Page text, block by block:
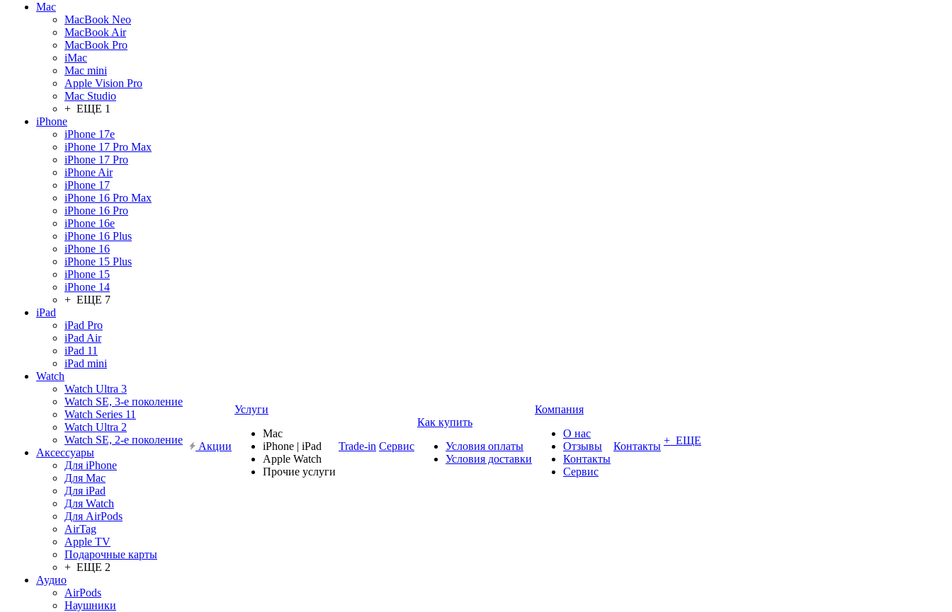
Mac
MacBook Neo
MacBook Air
MacBook Pro
iMac
Mac mini
Apple Vision Pro
Mac Studio
+ ЕЩЕ 1
iPhone
iPhone 17e
iPhone 17 Pro Max
iPhone 17 Pro
iPhone Air
iPhone 17
iPhone 16 Pro Max
iPhone 16 Pro
iPhone 16e
iPhone 16 Plus
iPhone 16
iPhone 15 Plus
iPhone 15
iPhone 14
+ ЕЩЕ 7
iPad
iPad Pro
iPad Air
iPad 11
iPad mini
Watch
Watch Ultra 3
Watch SE, 3-е поколение
Watch Series 11
Watch Ultra 2
Watch SE, 2-е поколение
Аксессуары
Для iPhone
Для Mac
Для iPad
Для Watch
Для AirPods
AirTag
Apple TV
Подарочные карты
+ ЕЩЕ 2
Аудио
AirPods
Наушники
Акции
Услуги
Mac
iPhone | iPad
Apple Watch
Прочие услуги
Trade-in Сервис
Как купить
Условия оплаты
Условия доставки
Компания
О нас
Отзывы
Контакты
Сервис
Контакты + ЕЩЕ